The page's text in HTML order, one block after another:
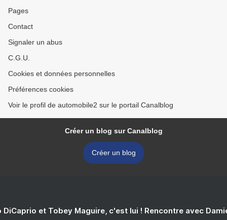
Pages
Contact
Signaler un abus
C.G.U.
Cookies et données personnelles
Préférences cookies
Voir le profil de automobile2 sur le portail Canalblog
Créer un blog sur Canalblog
Créer un blog
DiCaprio et Tobey Maguire, c'est lui ! Rencontre avec